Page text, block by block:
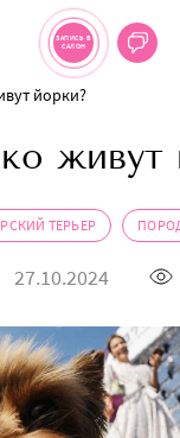
ЗАПИСЬ В
САЛОН
йорки?
живут
ТЕРЬЕР
27.10.2024